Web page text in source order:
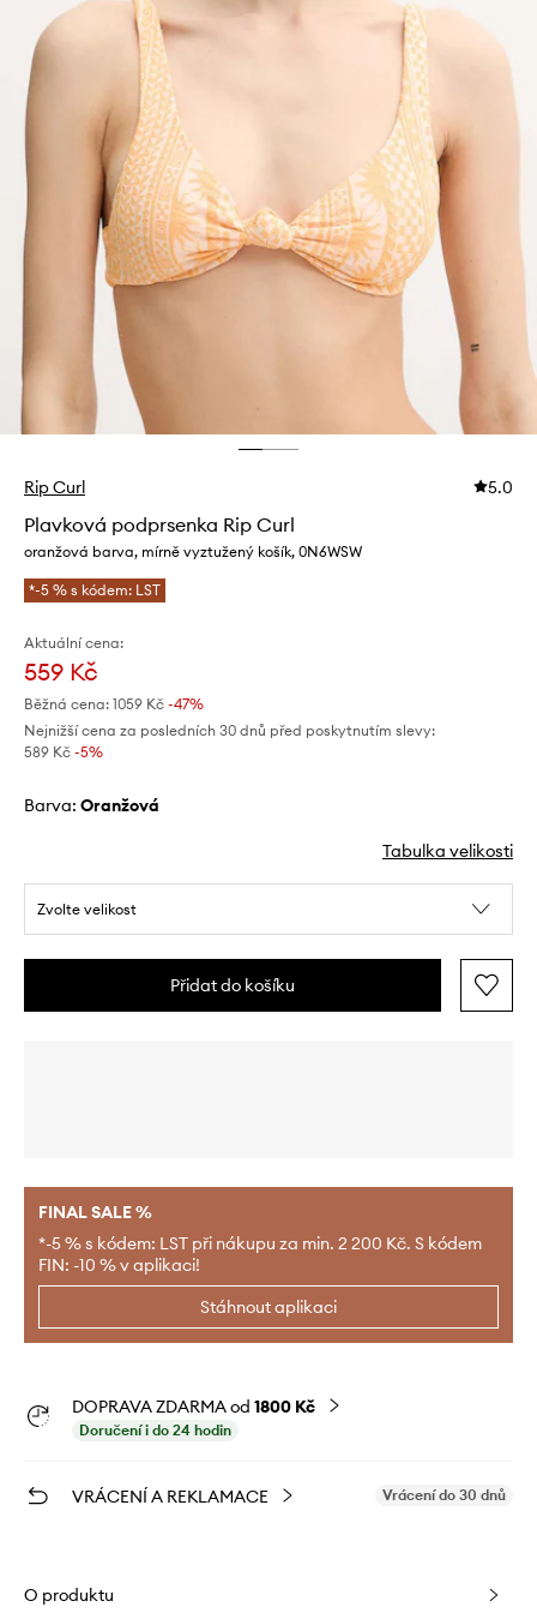
Rip Curl 5.0
Plavková podprsenka Rip Curl
oranžová barva, mírně vyztužený košík, 0N6WSW
*-5 % s kódem: LST
Aktuální cena:
559 Kč
Běžná cena: 1059 Kč -47%
Nejnižší cena za posledních 30 dnů před poskytnutím slevy:
589 Kč -5%
Barva: oranžová
Tabulka velikosti
Zvolte velikost
Přidat do košíku
FINAL SALE %
*-5 % s kódem: LST při nákupu za min. 2 200 Kč. S kódem
FIN: -10 % v aplikaci!
Stáhnout aplikaci
DOPRAVA ZDARMA od 1800 Kč
Doručení i do 24 hodin
VRÁCENÍ A REKLAMACE Vrácení do 30 dnů
O produktu